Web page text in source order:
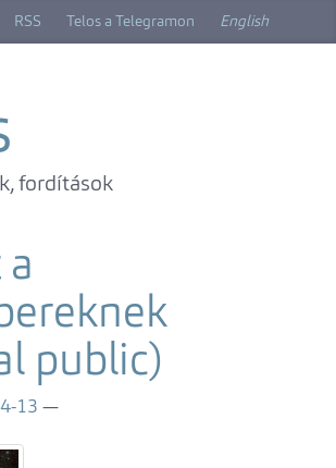
RSS Telos a Telegramon English
fordítások
public)
13